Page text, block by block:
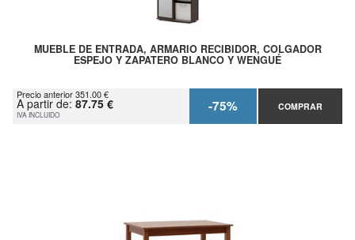
MUEBLE DE ENTRADA, ARMARIO RECIBIDOR, COLGADOR
ESPEJO Y ZAPATERO BLANCO Y WENGUÉ
Precio anterior 351.00 €
A partir de: 87.75 €
IVA INCLUIDO -75% COMPRAR